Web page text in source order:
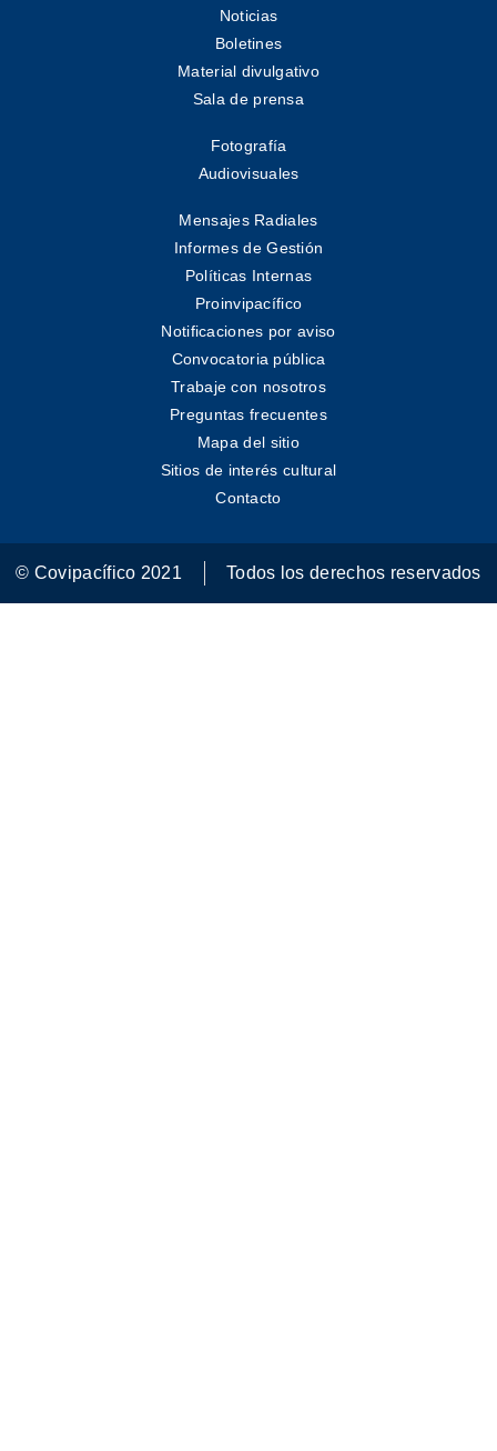
Noticias
Boletines
Material divulgativo
Sala de prensa
Fotografía
Audiovisuales
Mensajes Radiales
Informes de Gestión
Políticas Internas
Proinvipacífico
Notificaciones por aviso
Convocatoria pública
Trabaje con nosotros
Preguntas frecuentes
Mapa del sitio
Sitios de interés cultural
Contacto
© Covipacífico 2021 Todos los derechos reservados